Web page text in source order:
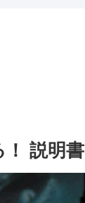
！ 説明書